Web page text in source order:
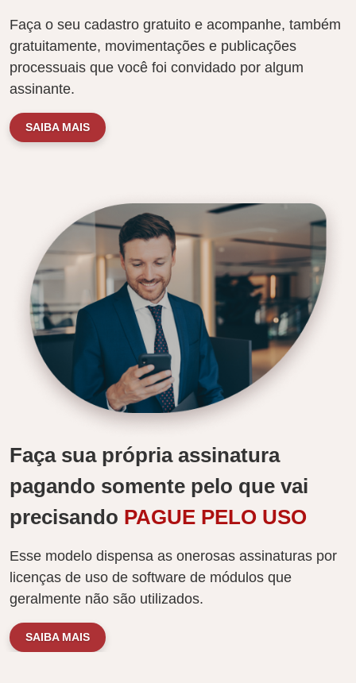
Faça o seu cadastro gratuito e acompanhe, também
gratuitamente, movimentações e publicações
processuais que você foi convidado por algum
assinante.
SAIBA MAIS
Faça sua própria assinatura
pagando somente pelo que vai
precisando PAGUE PELO USO
Esse modelo dispensa as onerosas assinaturas por
licenças de uso de software de módulos que
geralmente não são utilizados.
SAIBA MAIS